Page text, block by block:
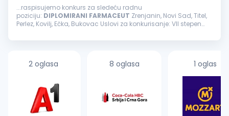
...raspisujemo konkurs za sledeću radnu
poziciju: DIPLOMIRANI FARMACEUT Zrenjanin, Novi Sad, Titel,
Perlez, Kovilj, Ečka, Bukovac Uslovi za konkurisanje: VII stepen
Licenca za rad Odgovornost...
2 oglasa 8 oglasa 1 oglas